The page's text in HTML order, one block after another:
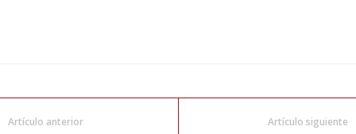
Artículo anterior Artículo siguiente